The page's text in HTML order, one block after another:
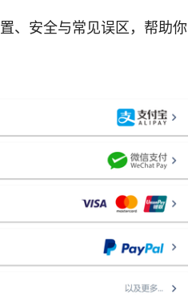
、安全与常见误区，帮助你